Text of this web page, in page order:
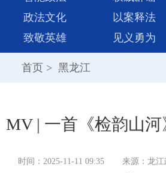
政法文化
以案释法
致敬英雄
见义勇为
首页 > 黑龙江
MV | 一首《检韵山河
时间：2025-11-11 09:35 来源：龙江